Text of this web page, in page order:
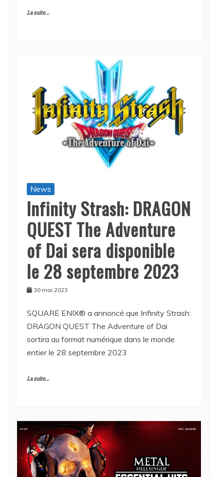
La suite...
News
Infinity Strash: DRAGON
QUEST The Adventure
of Dai sera disponible
le 28 septembre 2023
30 mai 2023
SQUARE ENIX® a annoncé que Infinity Strash:
DRAGON QUEST The Adventure of Dai
sortira au format numérique dans le monde
entier le 28 septembre 2023
La suite...